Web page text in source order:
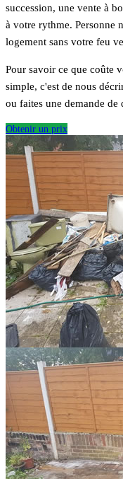
succession, une vente à
à votre rythme. Personne
logement sans votre feu
Pour savoir ce que coûte
simple, c'est de nous
ou faites une demande
Obtenir un prix